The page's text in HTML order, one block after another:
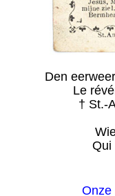
Den
Le
† St.-
Qui
Onze